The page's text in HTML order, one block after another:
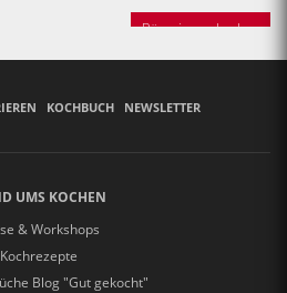
Bäuerinnen backen
KOCHBUCH NEWSLETTER
UMS KOCHEN
& Workshops
Kochrezepte
Blog "Gut gekocht"